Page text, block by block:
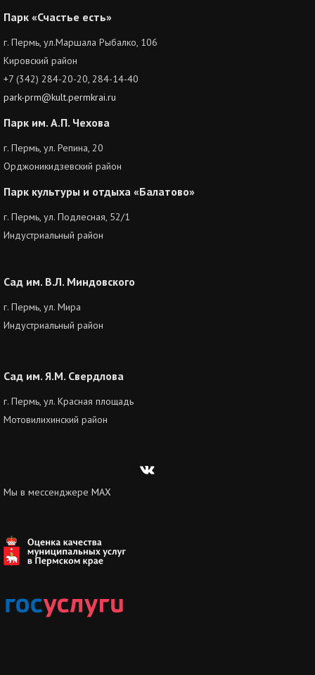
Парк «Счастье есть»
г. Пермь, ул.Маршала Рыбалко, 106
Кировский район
+7 (342) 284-20-20, 284-14-40
park-prm@kult.permkrai.ru
Парк им. А.П. Чехова
г. Пермь, ул. Репина, 20
Орджоникидзевский район
Парк культуры и отдыха «Балатово»
г. Пермь, ул. Подлесная, 52/1
Индустриальный район
Сад им. В.Л. Миндовского
г. Пермь, ул. Мира
Индустриальный район
Сад им. Я.М. Свердлова
г. Пермь, ул. Красная площадь
Мотовилихинский район
Вконтакте
Мы в мессенджере MAX